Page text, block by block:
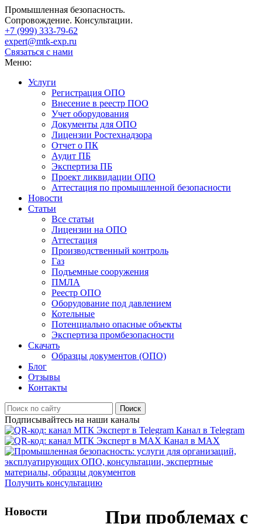
Промышленная безопасность.
Сопровождение. Консультации.
+7 (999) 333-79-62
expert@mtk-exp.ru
Связаться с нами
Меню:
Услуги
Регистрация ОПО
Внесение в реестр ПОО
Учет оборудования
Документы для ОПО
Лицензии Ростехнадзора
Отчет о ПК
Аудит ПБ
Экспертиза ПБ
Проект ликвидации ОПО
Аттестация по промышленной безопасности
Новости
Статьи
Все статьи
Лицензии на ОПО
Аттестация
Производственный контроль
Газ
Подъемные сооружения
ПМЛА
Реестр ОПО
Оборудование под давлением
Котельные
Потенциально опасные объекты
Экспертиза промбезопасности
Скачать
Образцы документов (ОПО)
Блог
Отзывы
Контакты
Поиск
Подписывайтесь на наши каналы
Канал в Telegram
Канал в MAX
Получить консультацию
Новости
При проблемах с